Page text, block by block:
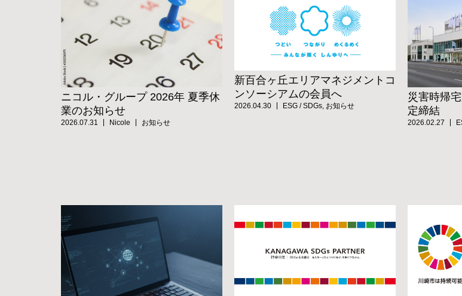
ニコル・グループ 2026年 夏季休
業のお知らせ
2026.07.31 Nicole お知らせ
新百合ヶ丘エリアマネジメントコ
ンソーシアムの会員へ
2026.04.30 ESG / SDGs お知らせ
災害時帰
定締結
2026.02.27